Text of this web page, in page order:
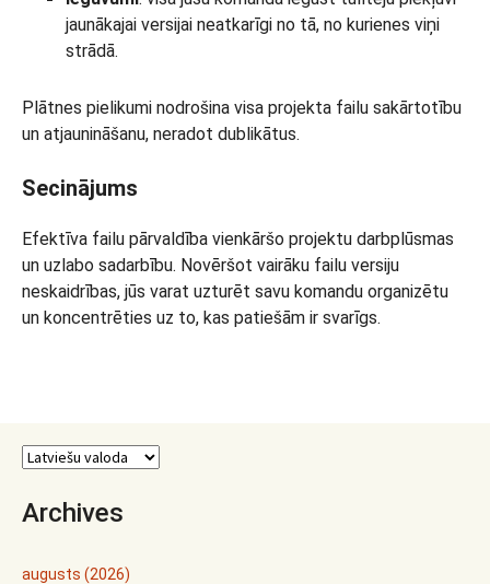
jaunākajai versijai neatkarīgi no tā, no kurienes viņi
strādā.
Plātnes pielikumi nodrošina visa projekta failu sakārtotību
un atjaunināšanu, neradot dublikātus.
Secinājums
Efektīva failu pārvaldība vienkāršo projektu darbplūsmas
un uzlabo sadarbību. Novēršot vairāku failu versiju
neskaidrības, jūs varat uzturēt savu komandu organizētu
un koncentrēties uz to, kas patiešām ir svarīgs.
Archives
augusts (2026)